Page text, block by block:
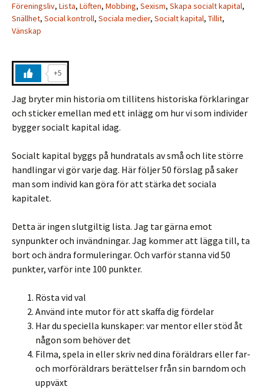
Föreningsliv, Lista, Löften, Mobbing, Sexism, Skapa socialt kapital,
Snällhet, Social kontroll, Sociala medier, Socialt kapital, Tillit,
Vänskap
+5
Jag bryter min historia om tillitens historiska förklaringar
och sticker emellan med ett inlägg om hur vi som individer
bygger socialt kapital idag.
Socialt kapital byggs på hundratals av små och lite större
handlingar vi gör varje dag. Här följer 50 förslag på saker
man som individ kan göra för att stärka det sociala
kapitalet.
Detta är ingen slutgiltig lista. Jag tar gärna emot
synpunkter och invändningar. Jag kommer att lägga till, ta
bort och ändra formuleringar. Och varför stanna vid 50
punkter, varför inte 100 punkter.
Rösta vid val
Använd inte mutor för att skaffa dig fördelar
Har du speciella kunskaper: var mentor eller stöd åt
någon som behöver det
Filma, spela in eller skriv ned dina föräldrars eller far-
och morföräldrars berättelser från sin barndom och
uppväxt